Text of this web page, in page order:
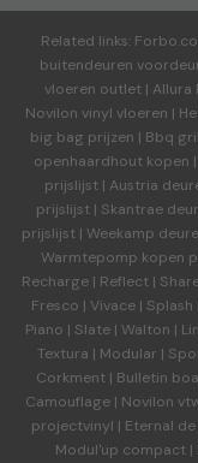
Related links:
buitendeuren
vloeren outlet | Allura
Novilon vinyl vloeren |
big bag prijzen | Bbq
openhaardhout kopen |
prijslijst | Austria
prijslijst | Skantrae
prijslijst| Weekamp
Warmtepomp kopen
Recharge| Reflect|
Fresco | Vivace | Splash
Piano | Slate| Walton |
Textura | Modular |
Corkment | Bulletin
Camouflage | Novilon
projectvinyl | Eternal de
Modul'up compact|